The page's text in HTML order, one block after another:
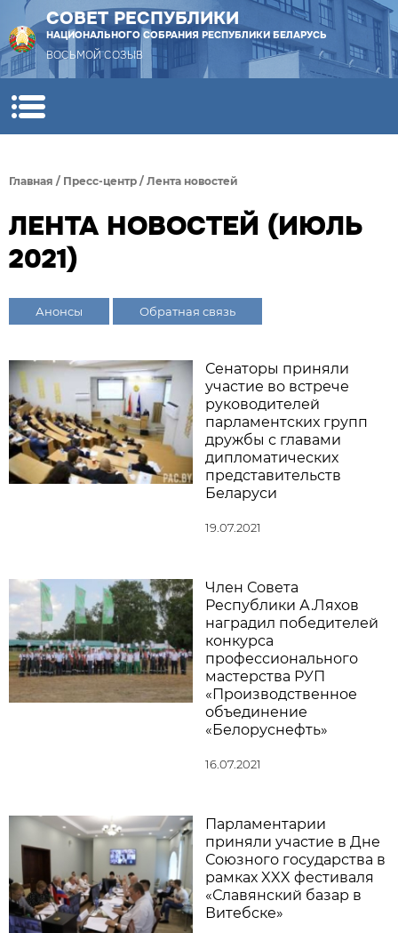
СОВЕТ РЕСПУБЛИКИ
НАЦИОНАЛЬНОГО СОБРАНИЯ РЕСПУБЛИКИ БЕЛАРУСЬ
ВОСЬМОЙ СОЗЫВ
Главная / Пресс-центр / Лента новостей
ЛЕНТА НОВОСТЕЙ (ИЮЛЬ
2021)
Анонсы Обратная связь
Сенаторы приняли
участие во встрече
руководителей
парламентских групп
дружбы с главами
дипломатических
представительств
Беларуси
19.07.2021
Член Совета
Республики А.Ляхов
наградил победителей
конкурса
профессионального
мастерства РУП
«Производственное
объединение
«Белоруснефть»
16.07.2021
Парламентарии
приняли участие в Дне
Союзного государства в
рамках XXX фестиваля
«Славянский базар в
Витебске»